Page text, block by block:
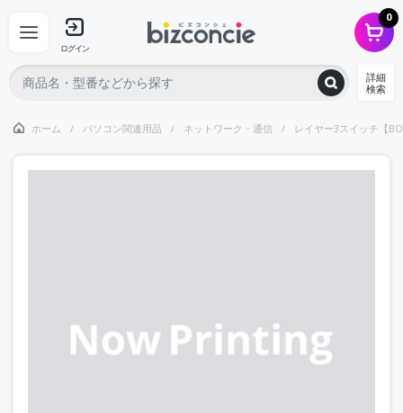
ログイン
0
詳細
検索
ホーム パソコン関連用品 ネットワーク・通信 レイヤー3スイッチ【